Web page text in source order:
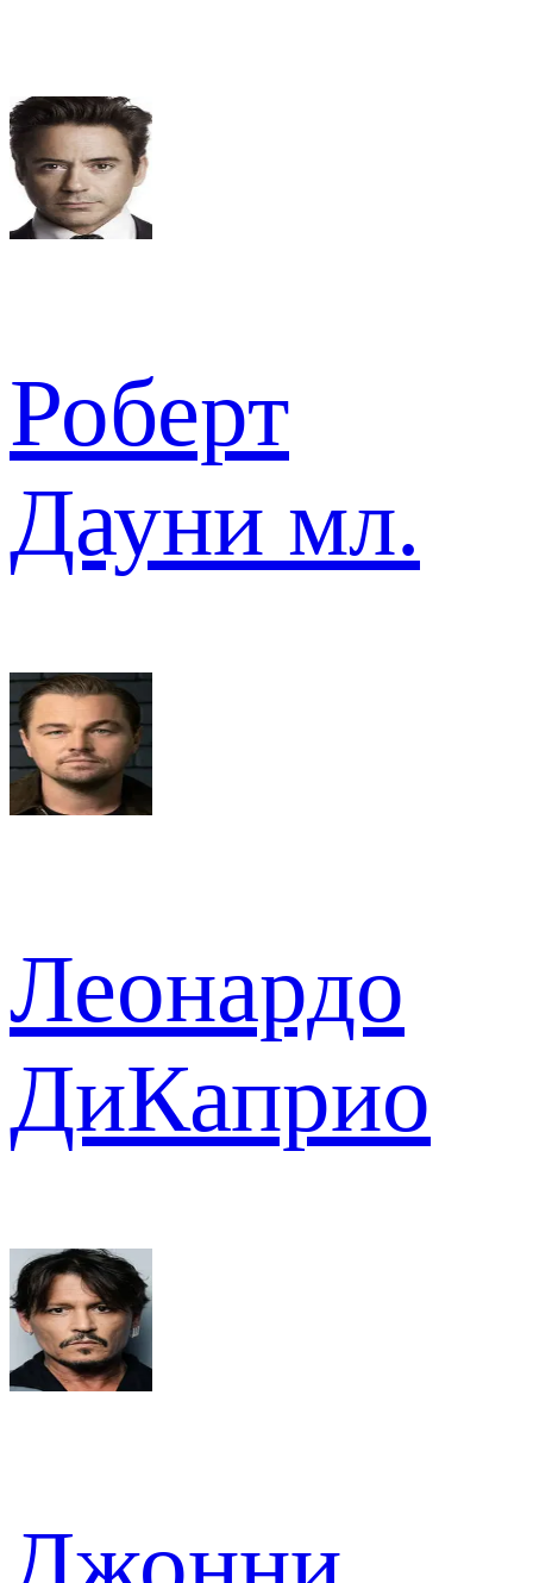
Роберт
Дауни мл.
Леонардо
ДиКаприо